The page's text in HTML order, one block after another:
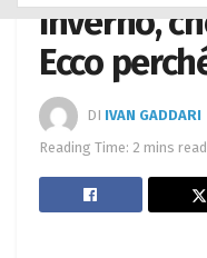
Inverno,
Ecco
DI IVAN GADDARI
Reading Time: 2 mins read